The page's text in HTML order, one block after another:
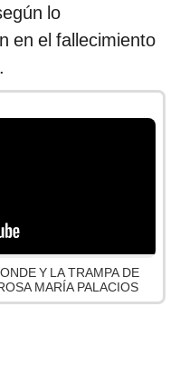
lo
en el fallecimiento
Y LA TRAMPA DE
MARÍA PALACIOS